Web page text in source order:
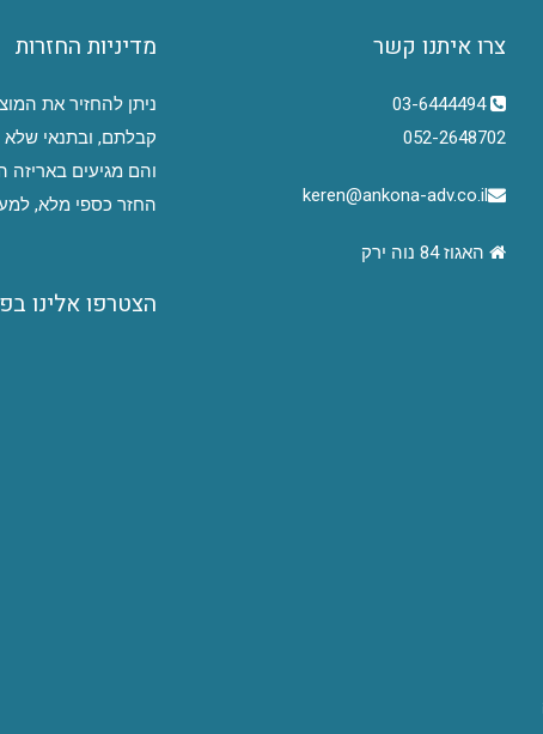
צרו איתנו קשר
03-6444494
052-2648702
keren@ankona-adv.co.il
האגוז 84 נוה ירק
מדיניות החזרות
ניתן להחזיר את
קבלתם, ובתנאי
והם מגיעים באריזה
החזר כספי מלא,
הצטרפו אלינו